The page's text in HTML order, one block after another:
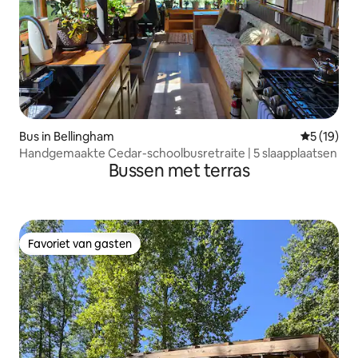
Bus in Bellingham
5 (19)
Handgemaakte Cedar-schoolbusretraite | 5 slaapplaatsen
Bussen met terras
Favoriet van gasten
Favoriet van gasten